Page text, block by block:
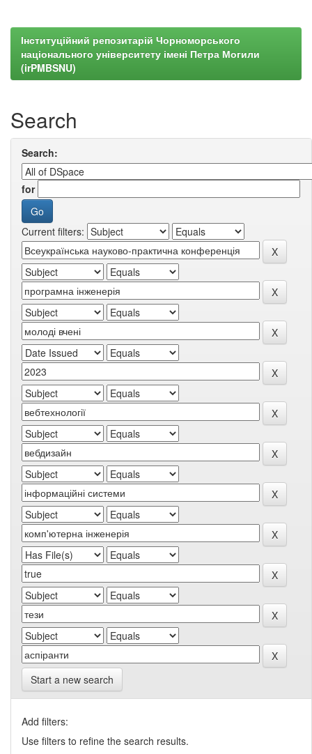
Інституційний репозитарій Чорноморського
національного університету імені Петра Могили
(irPMBSNU)
Search
Search:
for
Current filters:
Start a new search
Add filters:
Use filters to refine the search results.